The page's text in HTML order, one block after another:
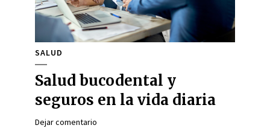
SALUD
Salud bucodental y
seguros en la vida diaria
Dejar comentario